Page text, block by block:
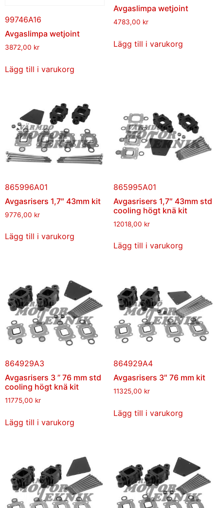
99746A16
Avgaslimpa wetjoint
3872,00 kr
Lägg till i varukorg
Avgaslimpa wetjoint
4783,00 kr
Lägg till i varukorg
865996A01
Avgasrisers 1,7″ 43mm kit
9776,00 kr
Lägg till i varukorg
865995A01
Avgasrisers 1,7″ 43mm std
cooling högt knä kit
12018,00 kr
Lägg till i varukorg
864929A3
Avgasrisers 3 ” 76 mm std
cooling högt knä kit
11775,00 kr
Lägg till i varukorg
864929A4
Avgasrisers 3″ 76 mm kit
11325,00 kr
Lägg till i varukorg